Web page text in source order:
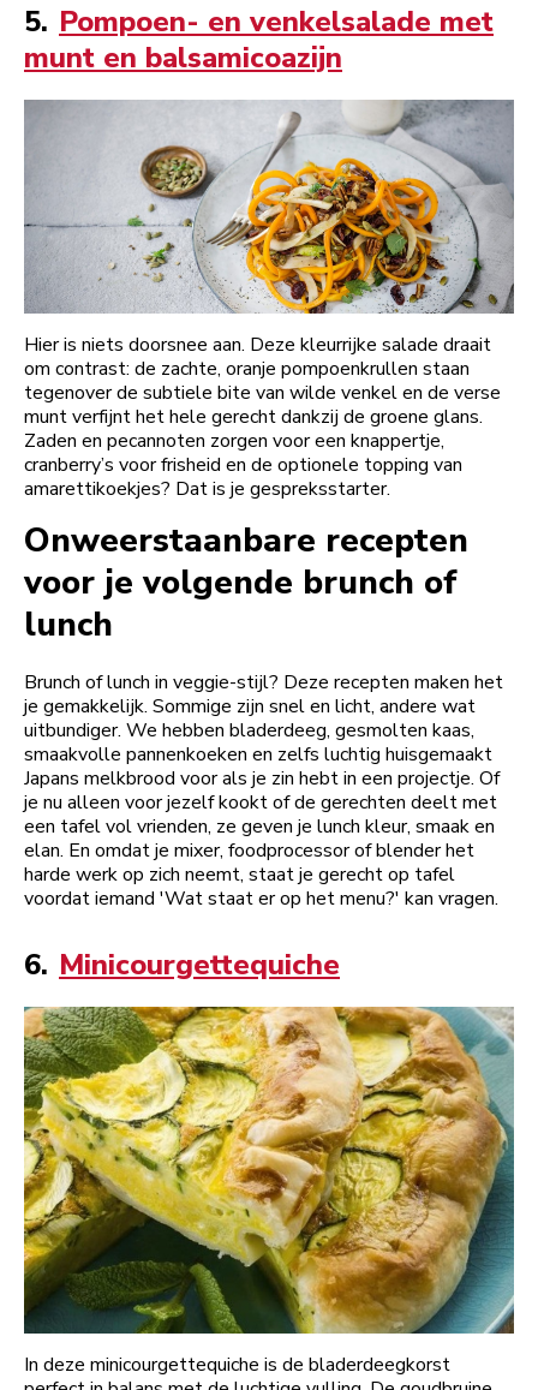
5. Pompoen- en venkelsalade met
munt en balsamicoazijn
Hier is niets doorsnee aan. Deze kleurrijke salade draait
om contrast: de zachte, oranje pompoenkrullen staan
tegenover de subtiele bite van wilde venkel en de verse
munt verfijnt het hele gerecht dankzij de groene glans.
Zaden en pecannoten zorgen voor een knappertje,
cranberry’s voor frisheid en de optionele topping van
amarettikoekjes? Dat is je gespreksstarter.
Onweerstaanbare recepten
voor je volgende brunch of
lunch
Brunch of lunch in veggie-stijl? Deze recepten maken het
je gemakkelijk. Sommige zijn snel en licht, andere wat
uitbundiger. We hebben bladerdeeg, gesmolten kaas,
smaakvolle pannenkoeken en zelfs luchtig huisgemaakt
Japans melkbrood voor als je zin hebt in een projectje. Of
je nu alleen voor jezelf kookt of de gerechten deelt met
een tafel vol vrienden, ze geven je lunch kleur, smaak en
elan. En omdat je mixer, foodprocessor of blender het
harde werk op zich neemt, staat je gerecht op tafel
voordat iemand 'Wat staat er op het menu?' kan vragen.
6. Minicourgettequiche
In deze minicourgettequiche is de bladerdeegkorst